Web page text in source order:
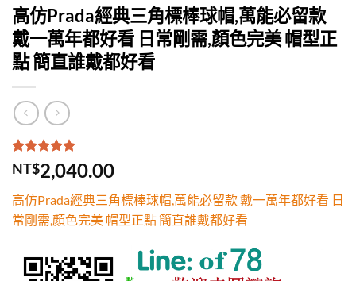
高仿Prada經典三角標棒球帽,萬能必留款
戴一萬年都好看 日常剛需,顏色完美 帽型正
點 簡直誰戴都好看
評分5.00 /
5，已有
1
位
分
NT$2,040.00
高仿Prada經典三角標棒球帽,萬能必留款 戴一萬年都好看 日
常剛需,顏色完美 帽型正點 簡直誰戴都好看